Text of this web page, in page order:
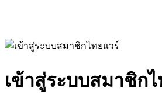
เข้าสู่ระบบสมาชิก